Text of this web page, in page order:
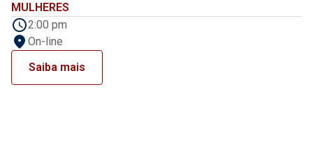
MULHERES
2:00 pm
On-line
Saiba mais